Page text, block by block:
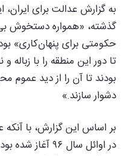
به گزارش عدالت برای
گذشته، «همواره دستخوش
حکومتی برای پنهان‌کاری»
تا دور این منطقه را با
بودند تا آن را از دید عموم
دشوار سازند.»
بر اساس این گزارش، با
در اوائل سال ۹۶